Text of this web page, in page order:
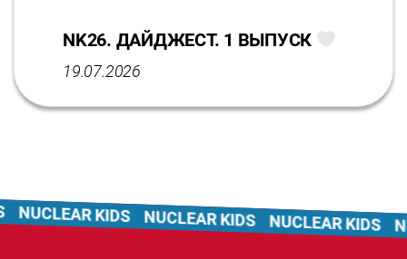
NK26. ДАЙДЖЕСТ. 1 ВЫПУСК
19.07.2026
NUCLEAR KIDS NUCLEAR KIDS NUCLEAR KIDS